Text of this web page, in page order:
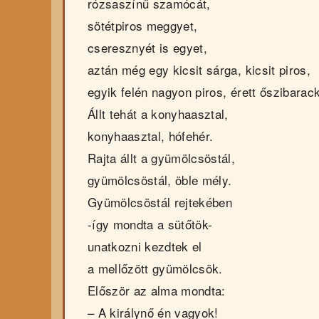
sötétpiros meggyet,
cseresznyét is egyet,
aztán még egy kicsit sárga, kicsit piros,
egyik felén nagyon piros, érett
Állt tehát a konyhaasztal,
konyhaasztal, hófehér.
Rajta állt a gyümölcsöstál,
gyümölcsöstál, öble mély.
Gyümölcsöstál rejtekében
-így mondta a sütőtök-
unatkozni kezdtek el
a mellőzött gyümölcsök.
Először az alma mondta:
– A királynő én vagyok!